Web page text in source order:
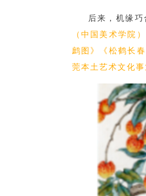
后来，机缘
（中国美术学院
鹧图》《松鹤长
莞本土艺术文化